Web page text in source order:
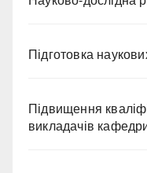
Підготовка
Підвищення
викладачів